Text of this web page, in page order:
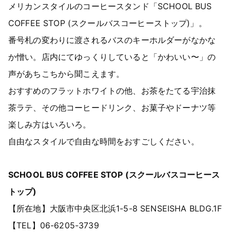
メリカンスタイルのコーヒースタンド「SCHOOL BUS
COFFEE STOP (スクールバスコーヒーストップ)」。
番号札の変わりに渡されるバスのキーホルダーがなかな
か憎い。店内にてゆっくりしていると「かわいい〜」の
声があちこちから聞こえます。
おすすめのフラットホワイトの他、お茶をたてる宇治抹
茶ラテ、その他コーヒードリンク、お菓子やドーナツ等
楽しみ方はいろいろ。
自由なスタイルで自由な時間をおすごしください。
SCHOOL BUS COFFEE STOP (スクールバスコーヒース
トップ)
【所在地】大阪市中央区北浜1-5-8 SENSEISHA BLDG.1F
【TEL】06-6205-3739